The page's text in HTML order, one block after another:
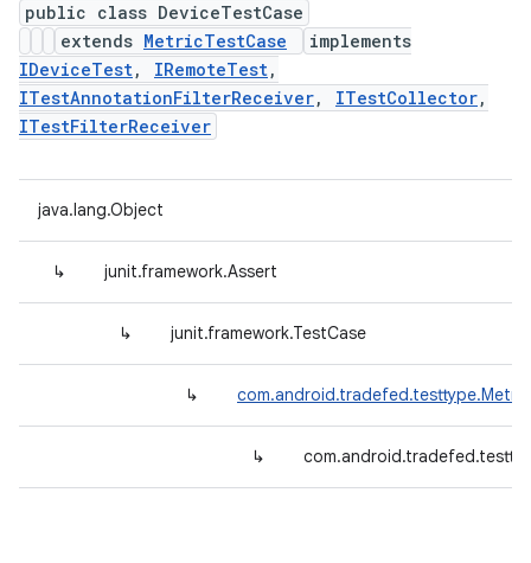
public class DeviceTestCase
extends MetricTestCase
implements
IDeviceTest, IRemoteTest,
ITestAnnotationFilterReceiver, ITestCollector,
ITestFilterReceiver
java.lang.Object
↳ junit.framework.Assert
↳ junit.framework.TestCase
↳
↳